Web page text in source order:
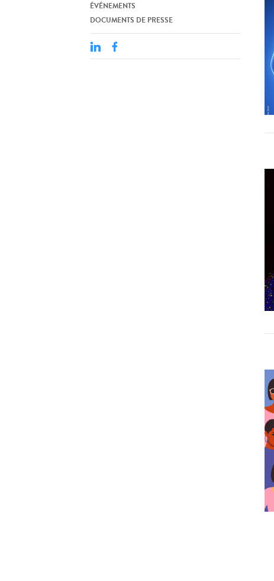
ÉVÉNEMENTS
DOCUMENTS DE PRESSE